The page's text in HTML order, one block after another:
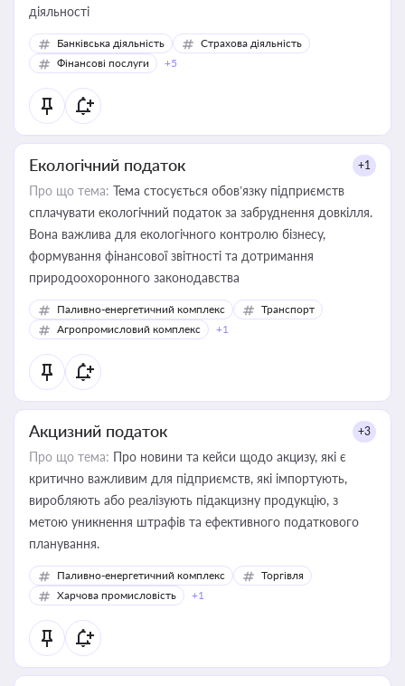
діяльності
Банківська діяльність
Страхова діяльність
Фінансові послуги
+5
Екологічний податок +1
Про що тема: Тема стосується обов’язку підприємств
сплачувати екологічний податок за забруднення довкілля.
Вона важлива для екологічного контролю бізнесу,
формування фінансової звітності та дотримання
природоохоронного законодавства
Паливно-енергетичний комплекс
Транспорт
Агропромисловий комплекс
+1
Акцизний податок +3
Про що тема: Про новини та кейси щодо акцизу, які є
критично важливим для підприємств, які імпортують,
виробляють або реалізують підакцизну продукцію, з
метою уникнення штрафів та ефективного податкового
планування.
Паливно-енергетичний комплекс
Торгівля
Харчова промисловість
+1